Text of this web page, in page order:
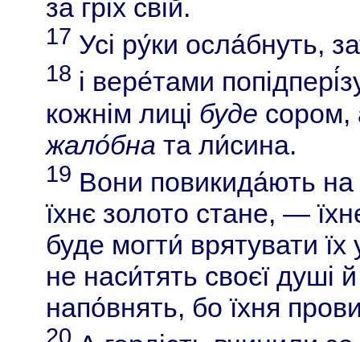
за гріх свій.
17 Усі ру́ки осла́бнуть,
18 і вере́тами
кожнім лиці буде сором,
жало́бна та ли́сина.
19 Вони повикида́ють на
їхнє золото стане, —
буде могти́ врятувати
не наси́тять своєї душі
напо́внять, бо їхня
20